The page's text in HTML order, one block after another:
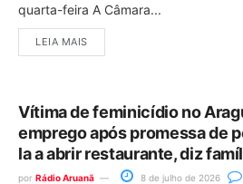
quarta-feira A Câmara...
LEIA MAIS
Vítima de feminicídio no
emprego após promessa de
la a abrir restaurante, diz
por Rádio Aruanã 8 de julho de 2026